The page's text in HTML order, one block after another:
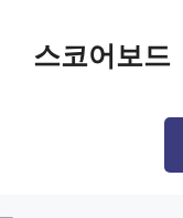
content스코어보드